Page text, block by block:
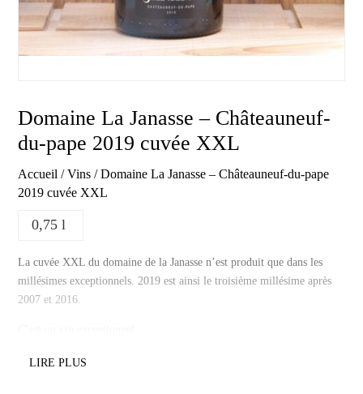
Domaine La Janasse – Châteauneuf-
du-pape 2019 cuvée XXL
Accueil /Vins / Domaine La Janasse – Châteauneuf-du-pape
2019 cuvée XXL
0,75 l
La cuvée XXL du domaine de la Janasse n’est produit que dans les
millésimes exceptionnels. 2019 est ainsi le troisième millésime après
2007 et 2016.
LIRE PLUS